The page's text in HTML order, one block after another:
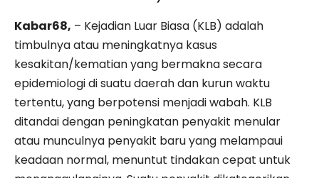
Kabar68, – Kejadian Luar Biasa (KLB) adalah
timbulnya atau meningkatnya kasus
kesakitan/kematian yang bermakna secara
epidemiologi di suatu daerah dan kurun waktu
tertentu, yang berpotensi menjadi wabah. KLB
ditandai dengan peningkatan penyakit menular
atau munculnya penyakit baru yang melampaui
keadaan normal, menuntut tindakan cepat untuk